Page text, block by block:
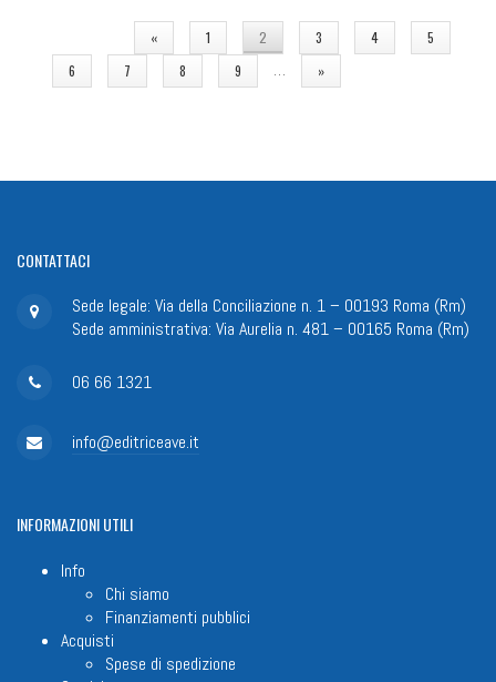
« 1 2 3 4
5
6
7 8 9 … »
CONTATTACI
Sede legale: Via della Conciliazione n. 1 – 00193 Roma (Rm)
Sede amministrativa: Via Aurelia n. 481 – 00165 Roma (Rm)
06 66 1321
info@editriceave.it
INFORMAZIONIUTILI
Info
Chi siamo
Finanziamenti pubblici
Acquisti
Spese di spedizione